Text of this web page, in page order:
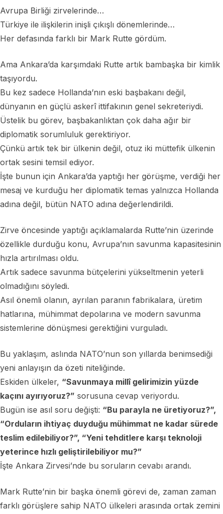
Avrupa Birliği zirvelerinde…
Türkiye ile ilişkilerin inişli çıkışlı dönemlerinde…
Her defasında farklı bir Mark Rutte gördüm.
Ama Ankara’da karşımdaki Rutte artık bambaşka bir kimlik
taşıyordu.
Bu kez sadece Hollanda’nın eski başbakanı değil,
dünyanın en güçlü askerî ittifakının genel sekreteriydi.
Üstelik bu görev, başbakanlıktan çok daha ağır bir
diplomatik sorumluluk gerektiriyor.
Çünkü artık tek bir ülkenin değil, otuz iki müttefik ülkenin
ortak sesini temsil ediyor.
İşte bunun için Ankara’da yaptığı her görüşme, verdiği her
mesaj ve kurduğu her diplomatik temas yalnızca Hollanda
adına değil, bütün NATO adına değerlendirildi.
Zirve öncesinde yaptığı açıklamalarda Rutte’nin üzerinde
özellikle durduğu konu, Avrupa’nın savunma kapasitesinin
hızla artırılması oldu.
Artık sadece savunma bütçelerini yükseltmenin yeterli
olmadığını söyledi.
Asıl önemli olanın, ayrılan paranın fabrikalara, üretim
hatlarına, mühimmat depolarına ve modern savunma
sistemlerine dönüşmesi gerektiğini vurguladı.
Bu yaklaşım, aslında NATO’nun son yıllarda benimsediği
yeni anlayışın da özeti niteliğinde.
Eskiden ülkeler, “Savunmaya millî gelirimizin yüzde
kaçını ayırıyoruz?” sorusuna cevap veriyordu.
Bugün ise asıl soru değişti: “Bu parayla ne üretiyoruz?”,
“Orduların ihtiyaç duyduğu mühimmat ne kadar sürede
teslim edilebiliyor?”, “Yeni tehditlere karşı teknoloji
yeterince hızlı geliştirilebiliyor mu?”
İşte Ankara Zirvesi’nde bu soruların cevabı arandı.
Mark Rutte’nin bir başka önemli görevi de, zaman zaman
farklı görüşlere sahip NATO ülkeleri arasında ortak zemini